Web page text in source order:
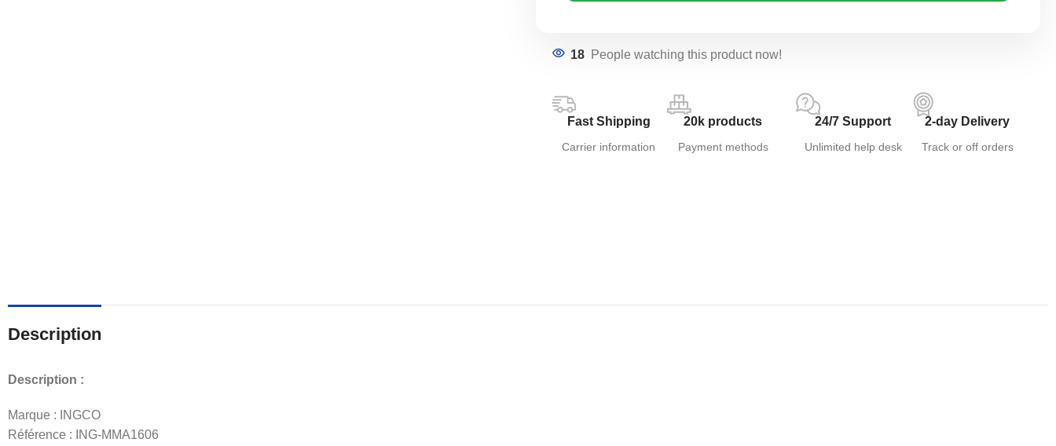
18 People watching this product now!
Fast Shipping
Carrier information
20k products
Payment methods
24/7 Support
Unlimited help desk
2-day Delivery
Track or off orders
Description
Description :
Marque : INGCO
Référence : ING-MMA1606